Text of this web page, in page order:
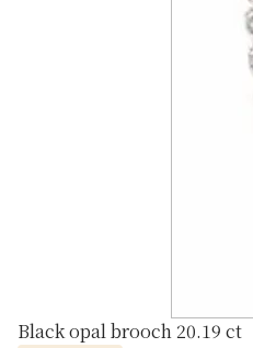
Black opal brooch 20.19 ct